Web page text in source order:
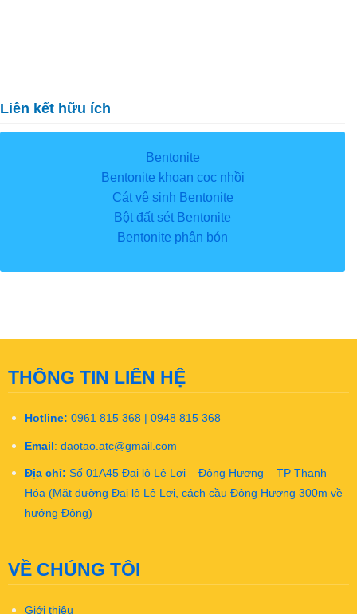
Liên kết hữu ích
Bentonite
Bentonite khoan cọc nhồi
Cát vệ sinh Bentonite
Bột đất sét Bentonite
Bentonite phân bón
THÔNG TIN LIÊN HỆ
Hotline: 0961 815 368 | 0948 815 368
Email: daotao.atc@gmail.com
Địa chỉ: Số 01A45 Đại lộ Lê Lợi – Đông Hương – TP Thanh
Hóa (Mặt đường Đại lộ Lê Lợi, cách cầu Đông Hương 300m về
hướng Đông)
VỀ CHÚNG TÔI
Giới thiệu